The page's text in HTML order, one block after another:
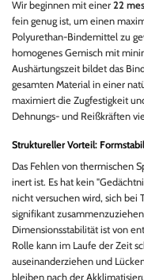
Wir beginnen mit einer 22
fein genug ist, um einen
Polyurethan-Bindemittel zu
homogenes Gemisch mit
Aushärtungszeit bildet das
gesamten Material in einer
maximiert die Zugfestigkeit
Dehnungs- und Reißkräften
Struktureller Vorteil:
Das Fehlen von thermischen
inert ist. Es hat kein
nicht versuchen wird, sich bei
signifikant
Dimensionsstabilität ist von
Rolle kann im Laufe der Zeit
auseinanderziehen und
bleiben nach der